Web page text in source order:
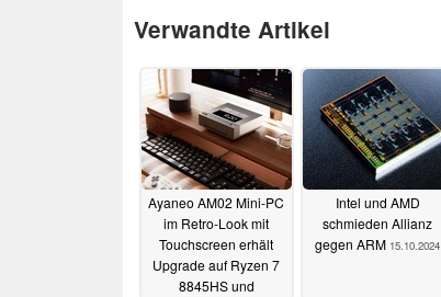
Verwandte Artikel
Ayaneo AM02 Mini-PC
im Retro-Look mit
Touchscreen erhält
Upgrade auf Ryzen 7
8845HS und
Intel und AMD
schmieden Allianz
gegen ARM 15.10.2024